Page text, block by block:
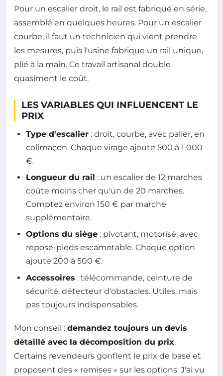
Pour un escalier droit, le rail est fabriqué en série,
assemblé en quelques heures. Pour un escalier
courbe, il faut un technicien qui vient prendre
les mesures, puis l'usine fabrique un rail unique,
plié à la main. Ce travail artisanal double
quasiment le coût.
LES VARIABLES QUI INFLUENCENT LE
PRIX
Type d'escalier : droit, courbe, avec palier, en
colimaçon. Chaque virage ajoute 500 à 1 000
€.
Longueur du rail : un escalier de 12 marches
coûte moins cher qu'un de 20 marches.
Comptez environ 150 € par marche
supplémentaire.
Options du siège : pivotant, motorisé, avec
repose-pieds escamotable. Chaque option
ajoute 200 à 500 €.
Accessoires : télécommande, ceinture de
sécurité, détecteur d'obstacles. Utiles, mais
pas toujours indispensables.
Mon conseil : demandez toujours un devis
détaillé avec la décomposition du prix.
Certains revendeurs gonflent le prix de base et
proposent des « remises » sur les options. J'ai vu